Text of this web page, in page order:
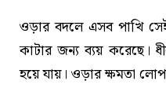
ওড়ার বদলে এসব পাখি
কাটার জন্য ব্যয় করেছে।
হয়ে যায়। ওড়ার ক্ষমতা